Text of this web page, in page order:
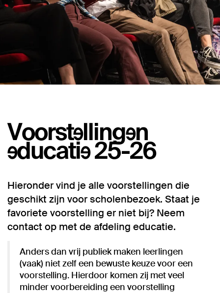
Voorstellingen
educatie 25-26
Hieronder vind je alle voorstellingen die
geschikt zijn voor scholenbezoek. Staat je
favoriete voorstelling er niet bij? Neem
contact op met de afdeling educatie.
Anders dan vrij publiek maken leerlingen
(vaak) niet zelf een bewuste keuze voor een
voorstelling. Hierdoor komen zij met veel
minder voorbereiding een voorstelling